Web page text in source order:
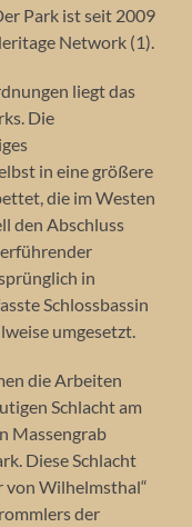
Park ist seit 2009
Network (1).
liegt das
Die
in eine größere
die im Westen
den Abschluss
in
Schlossbassin
umgesetzt.
die Arbeiten
Schlacht am
Massengrab
Diese Schlacht
von Wilhelmsthal“
der